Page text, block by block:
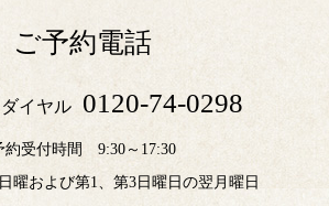
ご予約電話
イヤル 0120-74-0298
約受付時間 9:30～17:30
および第1、第3日曜日の翌月曜日